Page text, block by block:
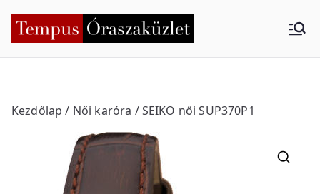
Tempus
küzlet
Kezdőlap / Női karóra / SEIKO női SUP370P1